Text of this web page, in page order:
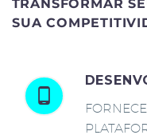
TRANSFORMAR
SUA